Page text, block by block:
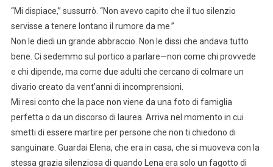
“Mi dispiace,” sussurrò. “Non avevo capito che il tuo silenzio
servisse a tenere lontano il rumore da me.”
Non le diedi un grande abbraccio. Non le dissi che andava tutto
bene. Ci sedemmo sul portico a parlare—non come chi provvede
e chi dipende, ma come due adulti che cercano di colmare un
divario creato da vent’anni di incomprensioni.
Mi resi conto che la pace non viene da una foto di famiglia
perfetta o da un discorso di laurea. Arriva nel momento in cui
smetti di essere martire per persone che non ti chiedono di
sanguinare. Guardai Elena, che era in casa, che si muoveva con la
stessa grazia silenziosa di quando Lena era solo un fagotto di